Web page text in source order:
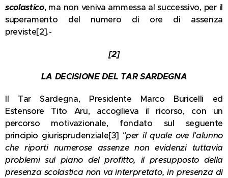
scolastico, ma non veniva ammessa al successivo, per il
superamento del numero di ore di assenza
previste[2].-
[2]
LA DECISIONE DEL TAR SARDEGNA
Il Tar Sardegna, Presidente Marco Buricelli ed
Estensore Tito Aru, accoglieva il ricorso, con un
percorso motivazionale, fondato sul seguente
principio giurisprudenziale[3] "per il quale ove l'alunno
che riporti numerose assenze non evidenzi tuttavia
problemi sul piano del profitto, il presupposto della
presenza scolastica non va interpretato, in presenza di